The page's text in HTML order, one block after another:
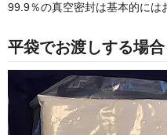
99.9％の真空密封は基本的には
平袋でお渡しする場合